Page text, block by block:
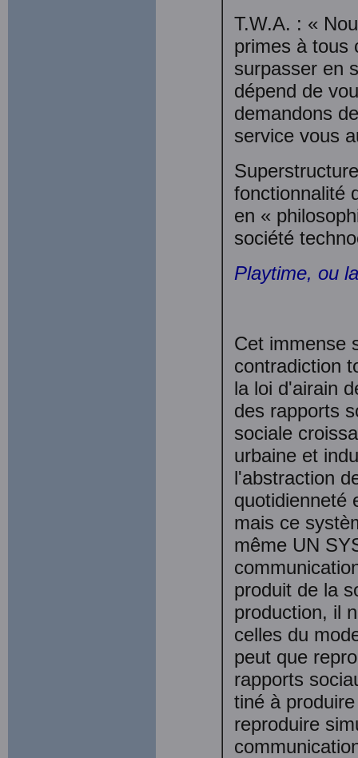
T.W.A. : «
primes à tous
surpasser en
dépend de
demandons
service vous
fonctionnalité
en «
société
Playtime, ou
Cet immense
contradiction
la loi d'airain
des rapports
sociale
urbaine et
l'abstraction
quotidienneté
mais ce
même UN
produit de la
production, il
celles du
peut que
rapports
tiné à
reproduire